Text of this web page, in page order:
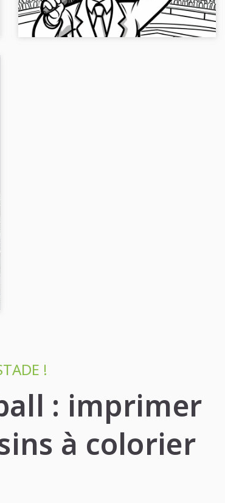
enthousiasme. Téléchargez gratuitement le
dessin à colorier !...
!
: imprimer
à colorier